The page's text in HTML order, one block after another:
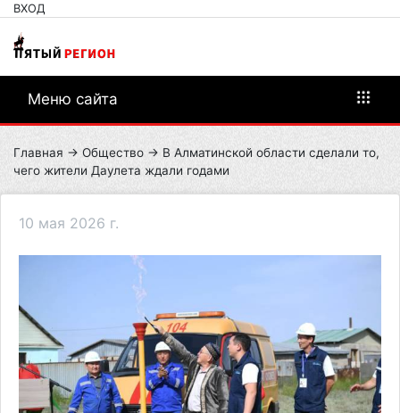
ВХОД
Меню сайта
Главная → Общество → В Алматинской области сделали то,
чего жители Даулета ждали годами
10 мая 2026 г.